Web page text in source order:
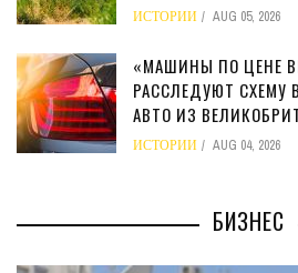
ИСТОРИИ AUG 05, 2026
«МАШИНЫ ПО ЦЕНЕ
РАССЛЕДУЮТ СХЕМУ
АВТО ИЗ
ИСТОРИИ AUG 04, 2026
БИЗНЕС